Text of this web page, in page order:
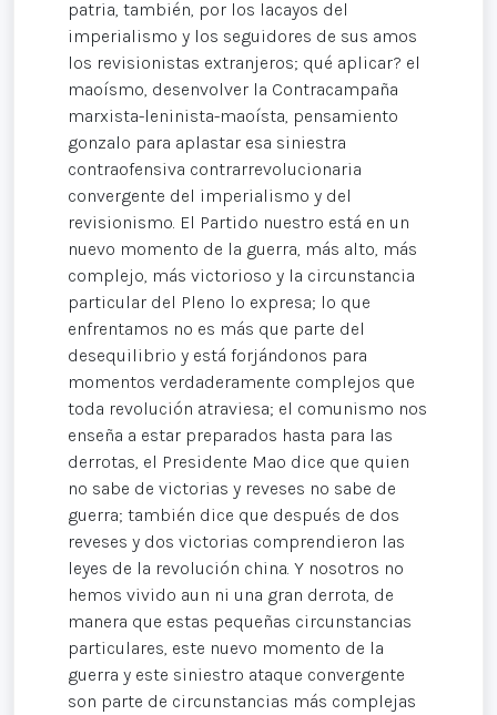
patria, también, por los lacayos del
imperialismo y los seguidores de sus amos
los revisionistas extranjeros; qué aplicar? el
maoísmo, desenvolver la Contracampaña
marxista-leninista-maoísta, pensamiento
gonzalo para aplastar esa siniestra
contraofensiva contrarrevolucionaria
convergente del imperialismo y del
revisionismo. El Partido nuestro está en un
nuevo momento de la guerra, más alto, más
complejo, más victorioso y la circunstancia
particular del Pleno lo expresa; lo que
enfrentamos no es más que parte del
desequilibrio y está forjándonos para
momentos verdaderamente complejos que
toda revolución atraviesa; el comunismo nos
enseña a estar preparados hasta para las
derrotas, el Presidente Mao dice que quien
no sabe de victorias y reveses no sabe de
guerra; también dice que después de dos
reveses y dos victorias comprendieron las
leyes de la revolución china. Y nosotros no
hemos vivido aun ni una gran derrota, de
manera que estas pequeñas circunstancias
particulares, este nuevo momento de la
guerra y este siniestro ataque convergente
son parte de circunstancias más complejas